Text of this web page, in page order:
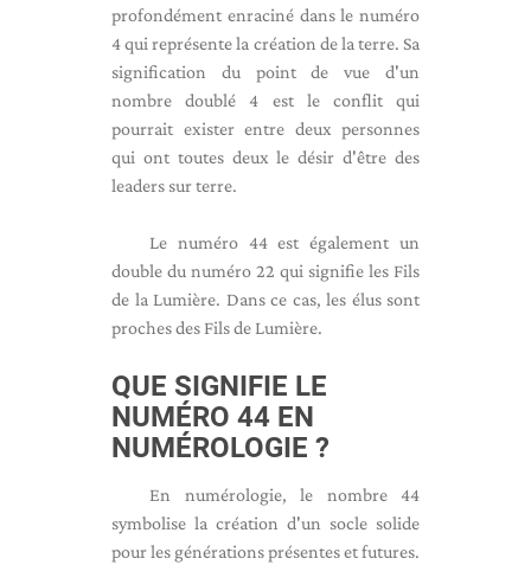
profondément enraciné dans le numéro
4 qui représente la création de la terre. Sa
signification du point de vue d'un
nombre doublé 4 est le conflit qui
pourrait exister entre deux personnes
qui ont toutes deux le désir d'être des
leaders sur terre.
Le numéro 44 est également un
double du numéro 22 qui signifie les Fils
de la Lumière. Dans ce cas, les élus sont
proches des Fils de Lumière.
QUE SIGNIFIE LE
NUMÉRO 44 EN
NUMÉROLOGIE ?
En numérologie, le nombre 44
symbolise la création d'un socle solide
pour les générations présentes et futures.